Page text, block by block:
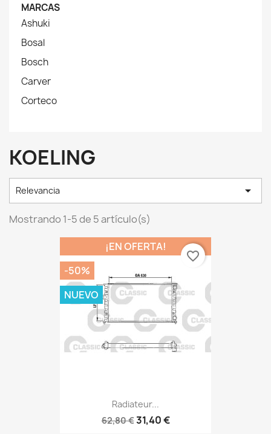
MARCAS
Ashuki
Bosal
Bosch
Carver
Corteco
KOELING
Relevancia 
Mostrando 1-5 de 5 artículo(s)
Radiateur...
62,80 €31,40 €
¡EN OFERTA!
-50%
NUEVO
favorite_border